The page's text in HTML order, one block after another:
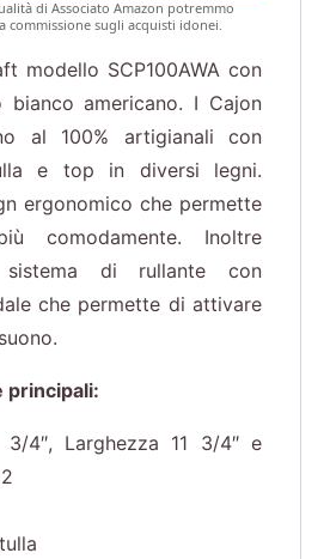
di Associato Amazon potremmo
commissione sugli acquisti idonei.
modello SCP100AWA con
americano. I Cajon
al 100% artigianali con
e top in diversi legni.
ergonomico che permette
comodamente. Inoltre
di rullante con
che permette di attivare
principali:
4″, Larghezza 11 3/4″ e